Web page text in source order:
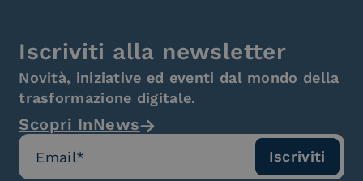
Iscriviti alla newsletter
Novità, iniziative ed eventi dal mondo della
trasformazione digitale.
Scopri InNews